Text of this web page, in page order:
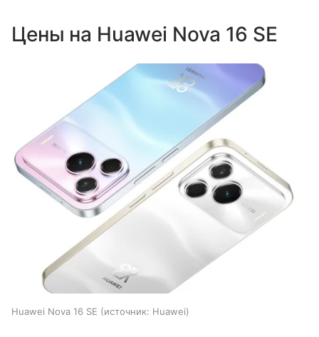
Цены на Huawei Nova 16 SE
Huawei Nova 16 SE источник: Huawei